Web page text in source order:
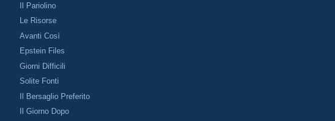
Il Pariolino
Le Risorse
Avanti Così
Epstein Files
Giorni Difficili
Solite Fonti
Il Bersaglio Preferito
Il Giorno Dopo